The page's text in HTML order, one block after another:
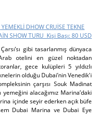
DHOW CRUİSE TEKNE
SHOW TURU Kişi Başı: 80 USD
gibi tasarlanmış dünyaca
otelini en güzel noktadan
gece kulüpleri 5 yıldızlı
olduğu Dubai’nin Venedik'i
çarşısı Souk Madinat
alacağımız Marina’daki
içinde seyir ederken açık büfe
Dubai Marina ve Dubai Eye